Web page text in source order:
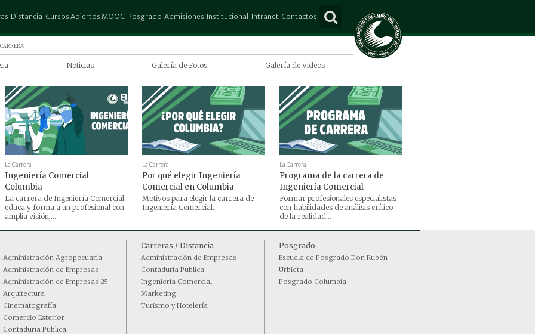
de Empresas
Exterior
Publica
Gráfico
Agronómica
Comercial
en Informática
en Marketing
y Hotelería
Distancia
Administración de Empresas
Ingeniería Comercial
Marketing
Turismo y Hotelería
Cursos Abiertos MOOC Posgrado
Posgrado Columbia
Admisiones
Test Vocacional
Convocatorias
Aranceles
Descuentos
Promociones
Institucional
Trabajar en la UCP
Autores
Revista Científica
Gestión de Riesgos
Intranet
25 de Mayo
San Lorenzo
Pedro Juan Caballero
Contactos
Suscripción
Comercial
elegir Ingeniería
en Columbia
de la carrera
Comercial
Noticias Galería de Fotos Galería de Videos
La Carrera
Ingeniería Comercial
Columbia
La carrera de Ingeniería Comercial
educa y forma a un profesional con
amplia visión,...
La Carrera
Por qué elegir Ingeniería
Comercial en Columbia
Motivos para elegir la carrera de
Ingeniería Comercial.
La Carrera
Programa de la carrera de
Ingeniería Comercial
Formar profesionales especialistas
con habilidades de análisis crítico
de la realidad...
Administración Agropecuaria
Administración de Empresas
Administración de Empresas 25
Arquitectura
Cinematografía
Comercio Exterior
Contaduría Publica
Carreras / Distancia
Administración de Empresas
Contaduría Publica
Ingeniería Comercial
Marketing
Turismo y Hotelería
Posgrado
Escuela de Posgrado Don Rubén
Urbieta
Posgrado Columbia